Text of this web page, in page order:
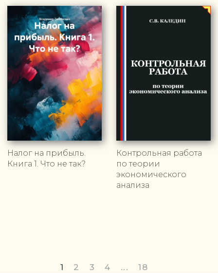
Налог на прибыль.
Книга 1. Что не так?
Контрольная работа
по теории
экономического
анализа
1 2 3 4 ... 18